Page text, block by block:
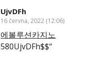
UjvDFh
16 června, 2022 (12:06)
에볼루션카지노
580UjvDFh$$“